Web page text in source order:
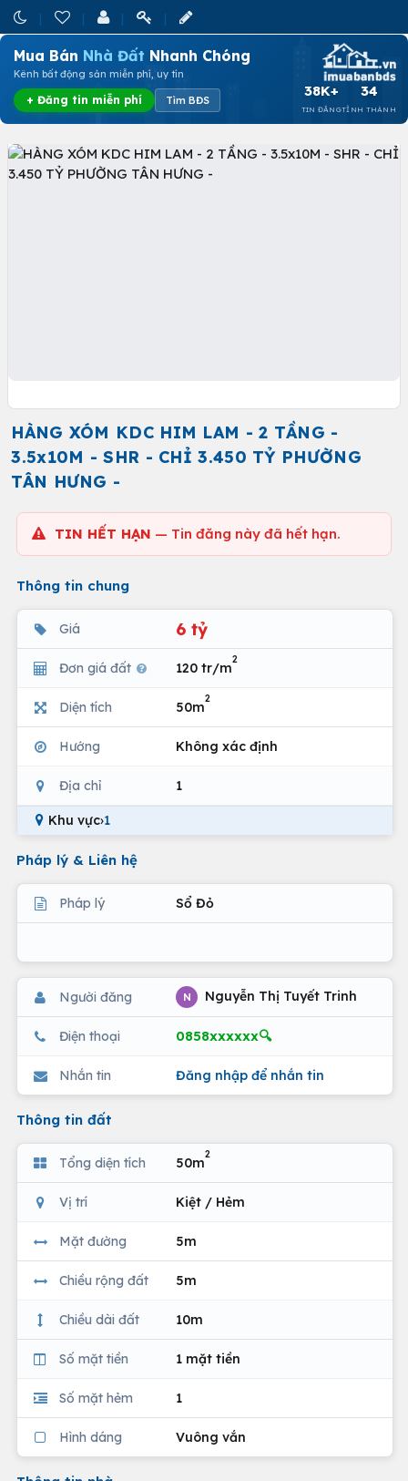
Mua Bán Nhà Đất Nhanh Chóng
Kênh bất động sản miễn phí, uy tín
+ Đăng tin miễn phí Tìm BĐS
38K+
TIN ĐĂNG
34
TỈNH THÀNH
HÀNG XÓM KDC HIM LAM - 2 TẦNG -
3.5x10M - SHR - CHỈ 3.450 TỶ PHƯỜNG
TÂN HƯNG -
TIN HẾT HẠN — Tin đăng này đã hết hạn.
Thông tin chung
Giá 6 tỷ
Đơn giá đất 120 tr/m
2
Diện tích 50m
2
Hướng Không xác định
Địa chỉ 1
Khu vực›1
Pháp lý & Liên hệ
Pháp lý Sổ Đỏ
Người đăng N Nguyễn Thị Tuyết Trinh
Điện thoại 0858xxxxxx🔍
Nhắn tin Đăng nhập để nhắn tin
Thông tin đất
Tổng diện tích 50m
2
Vị trí Kiệt / Hẻm
Mặt đường 5m
Chiều rộng đất 5m
Chiều dài đất 10m
Số mặt tiền 1 mặt tiền
Số mặt hẻm 1
Hình dáng Vuông vắn